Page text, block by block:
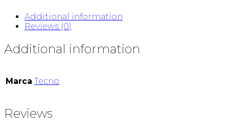
Additional information
Reviews (0)
Additional information
Marca Tecno
Reviews